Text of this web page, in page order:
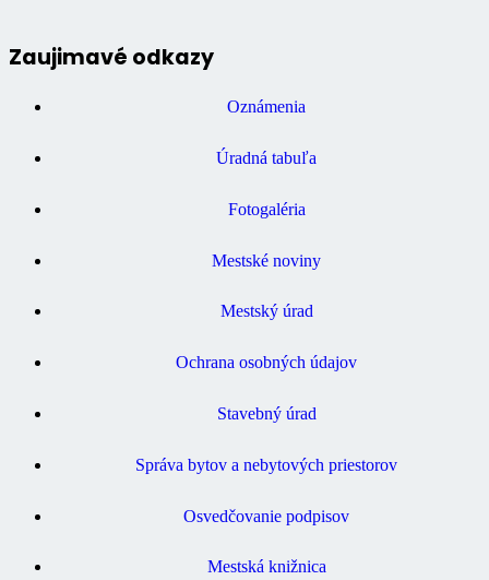
Zaujimavé odkazy
Oznámenia
Úradná tabuľa
Fotogaléria
Mestské noviny
Mestský úrad
Ochrana osobných údajov
Stavebný úrad
Správa bytov a nebytových priestorov
Osvedčovanie podpisov
Mestská knižnica